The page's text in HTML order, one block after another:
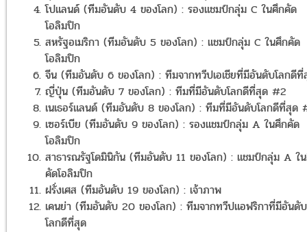
โปแลนด์ (ทีมอันดับ 4 ของโลก) : รองแชมป์กลุ่ม C ในศึกคัด
โอลิมปิก
สหรัฐอเมริกา (ทีมอันดับ 5 ของโลก) : แชมป์กลุ่ม C ในศึกคัด
โอลิมปิก
จีน (ทีมอันดับ 6 ของโลก) : ทีมจากทวีปเอเชียที่มีอันดับโลกดีที่
ญี่ปุ่น (ทีมอันดับ 7 ของโลก) : ทีมที่มีอันดับโลกดีที่สุด #2
เนเธอร์แลนด์ (ทีมอันดับ 8 ของโลก) : ทีมที่มีอันดับโลกดีที่สุด
เซอร์เบีย (ทีมอันดับ 9 ของโลก) : รองแชมป์กลุ่ม A ในศึกคัด
โอลิมปิก
สาธารณรัฐโดมินิกัน (ทีมอันดับ 11 ของโลก) : แชมป์กลุ่ม A ใ
คัดโอลิมปิก
ฝรั่งเศส (ทีมอันดับ 19 ของโลก) : เจ้าภาพ
เคนย่า (ทีมอันดับ 20 ของโลก) : ทีมจากทวีปแอฟริกาที่มีอันดับ
โลกดีที่สุด